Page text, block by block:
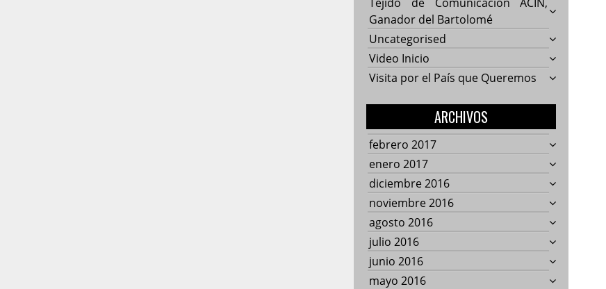
Ganador del Bartolomé
Uncategorised
Video Inicio
Visita por el País que Queremos
ARCHIVOS
febrero 2017
enero 2017
diciembre 2016
noviembre 2016
agosto 2016
julio 2016
junio 2016
mayo 2016